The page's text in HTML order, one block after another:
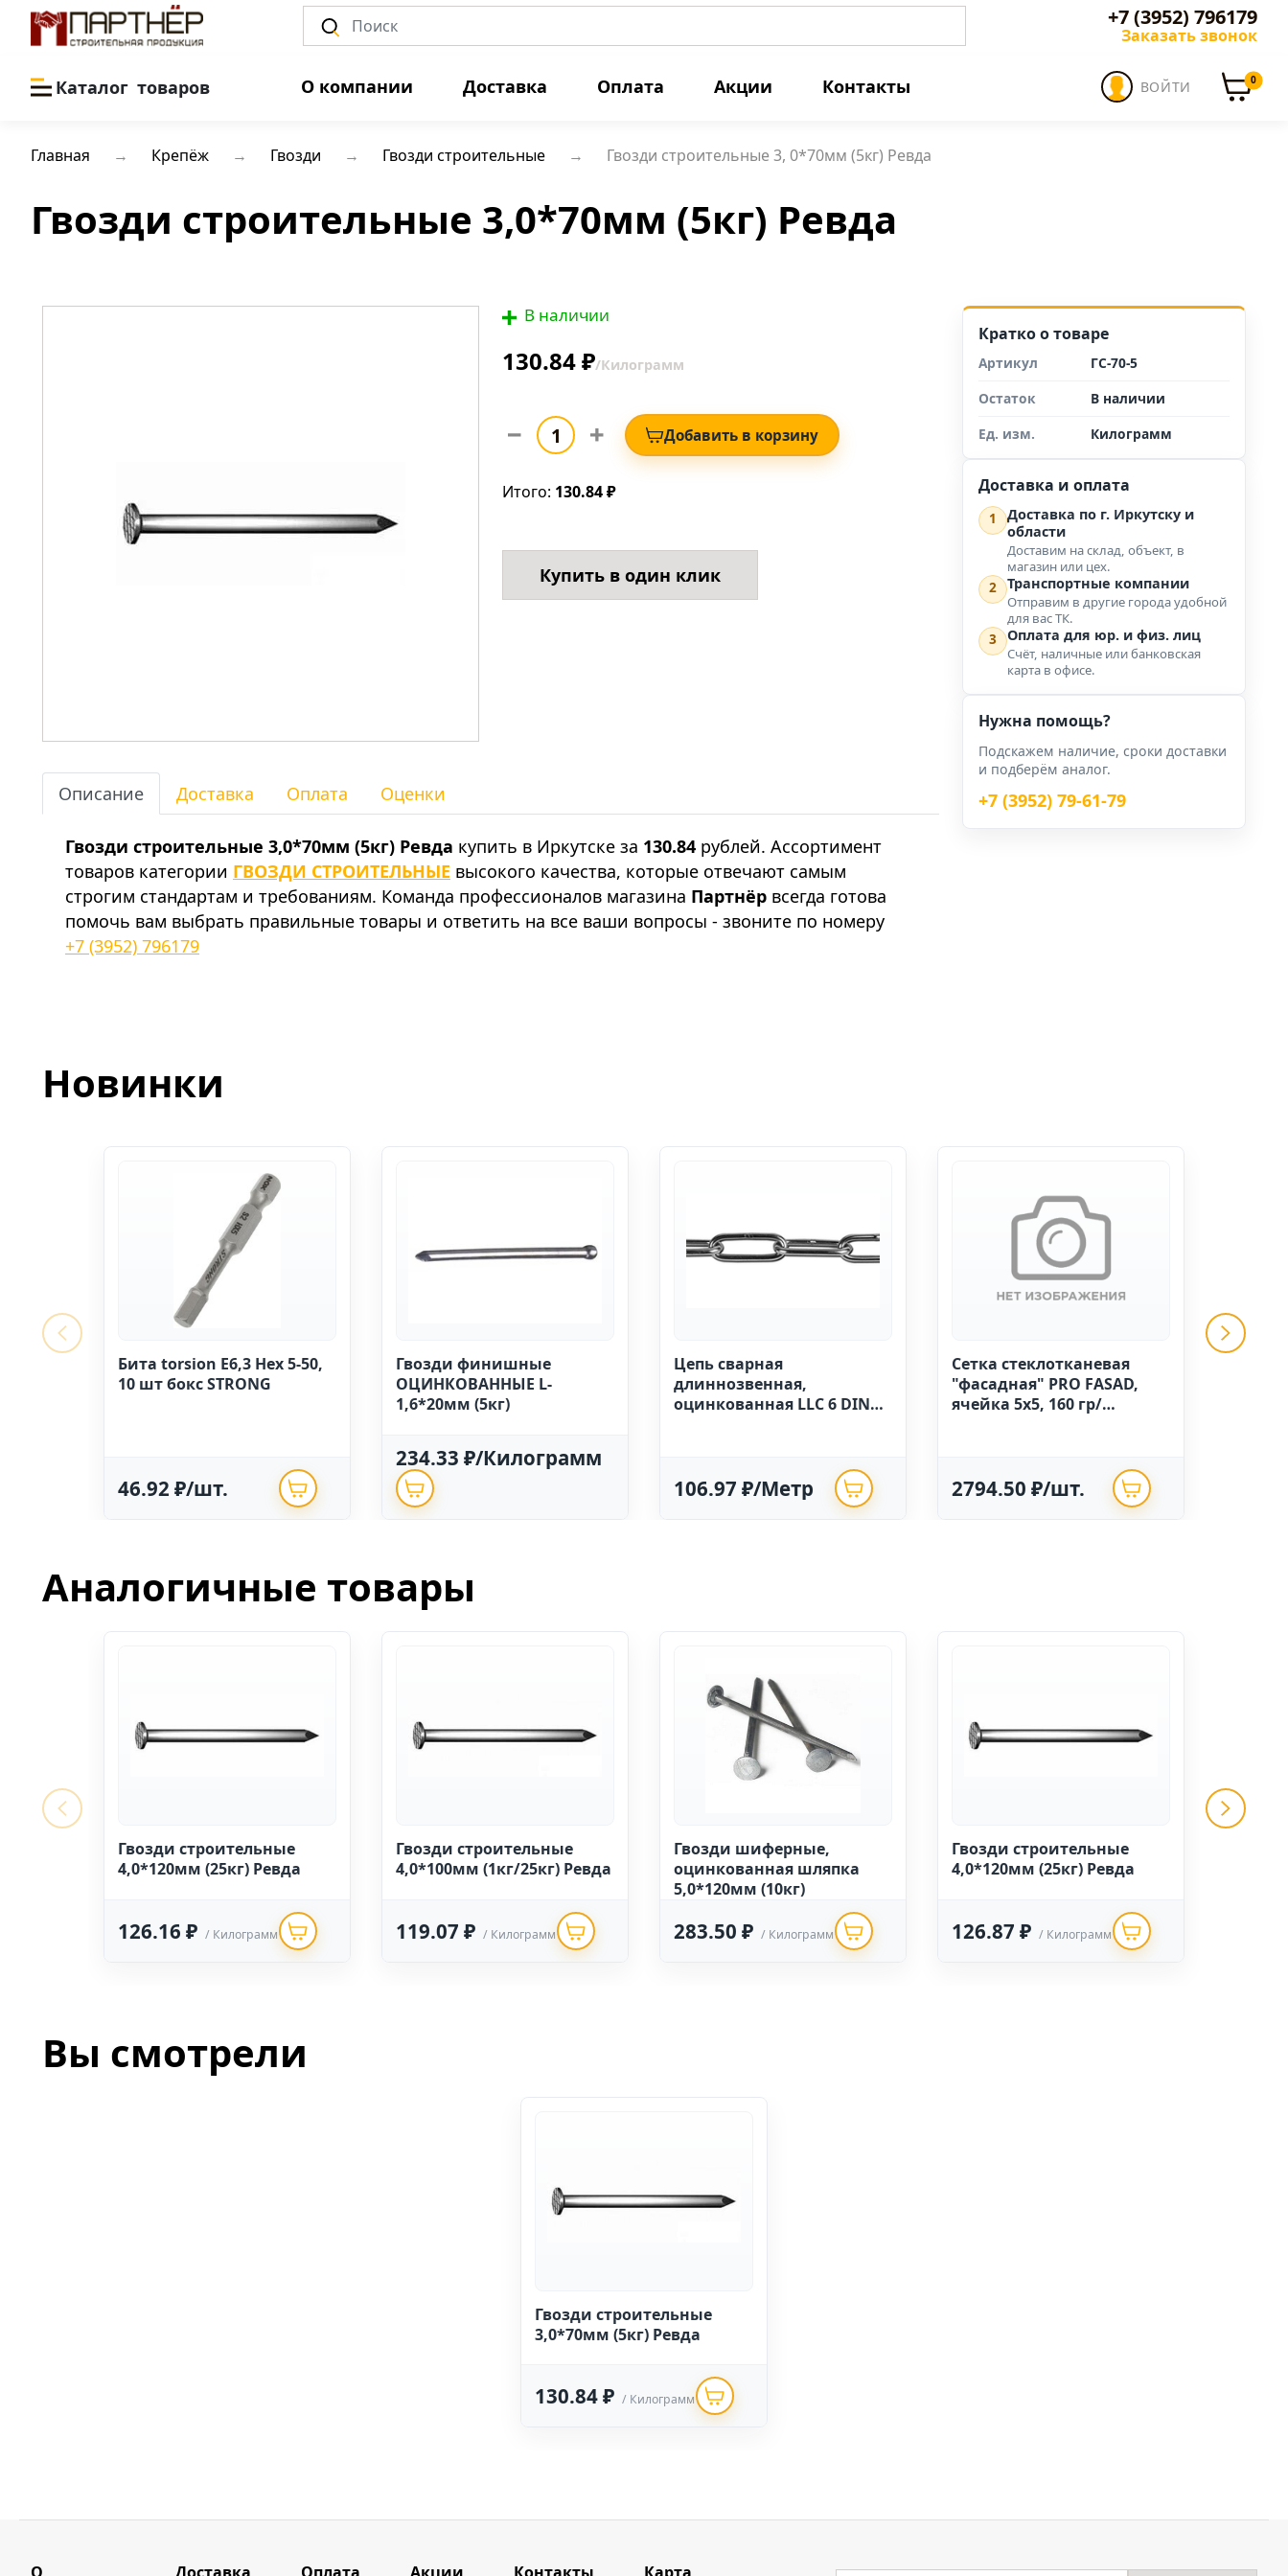
+7 (3952) 796179
Заказать звонок
Каталог товаров О компании Доставка Оплата Акции Контакты ВОЙТИ 0
Главная Крепёж Гвозди Гвозди строительные Гвозди строительные 3, 0*70мм (5кг) Ревда
Гвозди строительные 3,0*70мм (5кг) Ревда
В наличии
130.84 ₽/Килограмм
Добавить в корзину
Итого: 130.84 ₽
Купить в один клик
Описание Доставка Оплата Оценки
Гвозди строительные 3,0*70мм (5кг) Ревда купить в Иркутске за 130.84 рублей. Ассортимент
товаров категории ГВОЗДИ СТРОИТЕЛЬНЫЕ высокого качества, которые отвечают самым
строгим стандартам и требованиям. Команда профессионалов магазина Партнёр всегда готова
помочь вам выбрать правильные товары и ответить на все ваши вопросы - звоните по номеру
+7 (3952) 796179
Кратко о товаре
Артикул
ГС-70-5
Остаток
В наличии
Ед. изм.
Килограмм
Доставка и оплата
1
Доставка по г. Иркутску и
области
Доставим на склад, объект, в
магазин или цех.
2
Транспортные компании
Отправим в другие города удобной
для вас ТК.
3
Оплата для юр. и физ. лиц
Счёт, наличные или банковская
карта в офисе.
Нужна помощь?
Подскажем наличие, сроки доставки
и подберём аналог.
+7 (3952) 79-61-79
Новинки
Бита torsion E6,3 Hex 5-50,
10 шт бокс STRONG
46.92 ₽/шт.
Гвозди финишные
ОЦИНКОВАННЫЕ L-
1,6*20мм (5кг)
234.33 ₽/Килограмм
Цепь сварная
длиннозвенная,
оцинкованная LLC 6 DIN
106.97 ₽/Метр
Сетка стеклотканевая
"фасадная" PRO FASAD,
ячейка 5х5, 160 гр/
2794.50 ₽/шт.
Аналогичные товары
Гвозди строительные
4,0*120мм (25кг) Ревда
126.16 ₽ / Килограмм
Гвозди строительные
4,0*100мм (1кг/25кг) Ревда
119.07 ₽ / Килограмм
Гвозди шиферные,
оцинкованная шляпка
5,0*120мм (10кг)
283.50 ₽ / Килограмм
Гвозди строительные
4,0*120мм (25кг) Ревда
126.87 ₽ / Килограмм
Вы смотрели
Гвозди строительные
3,0*70мм (5кг) Ревда
130.84 ₽ / Килограмм